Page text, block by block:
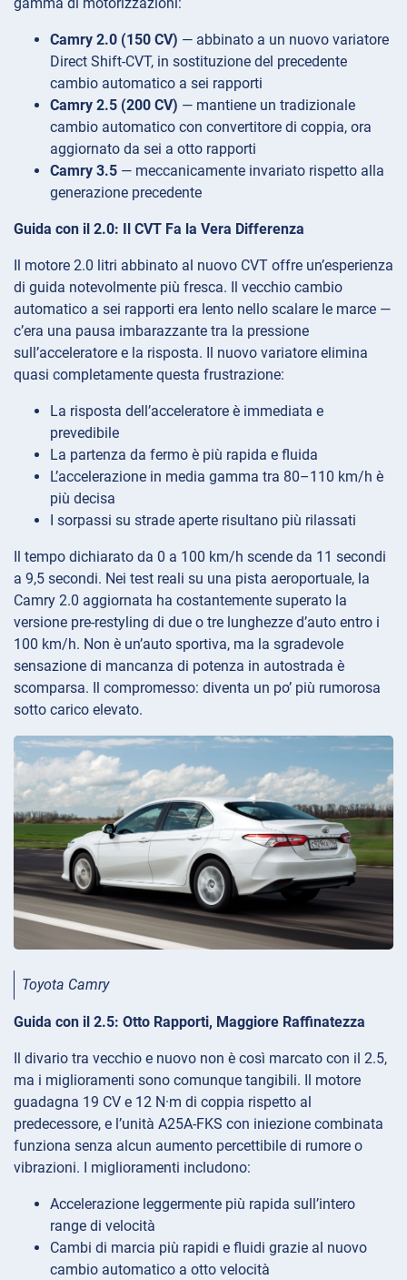
Camry 2.0 (150 CV) — abbinato a un nuovo variatore
Direct Shift-CVT, in sostituzione del precedente
cambio automatico a sei rapporti
Camry 2.5 (200 CV) — mantiene un tradizionale
cambio automatico con convertitore di coppia, ora
aggiornato da sei a otto rapporti
Camry 3.5 — meccanicamente invariato rispetto alla
generazione precedente
Guida con il 2.0: Il CVT Fa la Vera Differenza
Il motore 2.0 litri abbinato al nuovo CVT offre un’esperienza
di guida notevolmente più fresca. Il vecchio cambio
automatico a sei rapporti era lento nello scalare le marce —
c’era una pausa imbarazzante tra la pressione
sull’acceleratore e la risposta. Il nuovo variatore elimina
quasi completamente questa frustrazione:
La risposta dell’acceleratore è immediata e
prevedibile
La partenza da fermo è più rapida e fluida
L’accelerazione in media gamma tra 80–110 km/h è
più decisa
I sorpassi su strade aperte risultano più rilassati
Il tempo dichiarato da 0 a 100 km/h scende da 11 secondi
a 9,5 secondi. Nei test reali su una pista aeroportuale, la
Camry 2.0 aggiornata ha costantemente superato la
versione pre-restyling di due o tre lunghezze d’auto entro i
100 km/h. Non è un’auto sportiva, ma la sgradevole
sensazione di mancanza di potenza in autostrada è
scomparsa. Il compromesso: diventa un po’ più rumorosa
sotto carico elevato.
Toyota Camry
Guida con il 2.5: Otto Rapporti, Maggiore Raffinatezza
Il divario tra vecchio e nuovo non è così marcato con il 2.5,
ma i miglioramenti sono comunque tangibili. Il motore
guadagna 19 CV e 12 N·m di coppia rispetto al
predecessore, e l’unità A25A-FKS con iniezione combinata
funziona senza alcun aumento percettibile di rumore o
vibrazioni. I miglioramenti includono:
Accelerazione leggermente più rapida sull’intero
range di velocità
Cambi di marcia più rapidi e fluidi grazie al nuovo
cambio automatico a otto velocità